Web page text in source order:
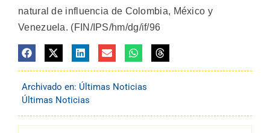
natural de influencia de Colombia, México y
Venezuela. (FIN/IPS/hm/dg/if/96
Archivado en: Últimas Noticias
Últimas Noticias